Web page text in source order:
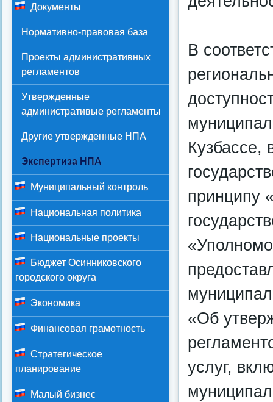
В
Кузбассе,
принципу
«Об
услуг,
Документы
Нормативно-правовая база
Проекты административных
регламентов
Утвержденные
административые регламенты
Другие утвержденные НПА
Экспертиза НПА
Муниципальный контроль
Национальная политика
Национальные проекты
Бюджет Осинниковского
городского округа
Экономика
Финансовая грамотность
Стратегическое
планирование
Малый бизнес